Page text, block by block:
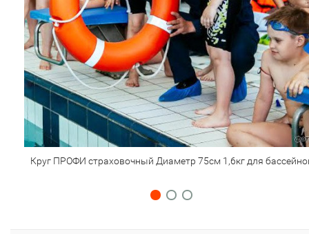
Круг ПРОФИ страховочный Диаметр 75см 1,6кг для